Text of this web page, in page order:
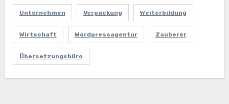
Unternehmen Verpackung Weiterbildung
Wirtschaft Wordpressagentur Zauberer
Übersetzungsbüro